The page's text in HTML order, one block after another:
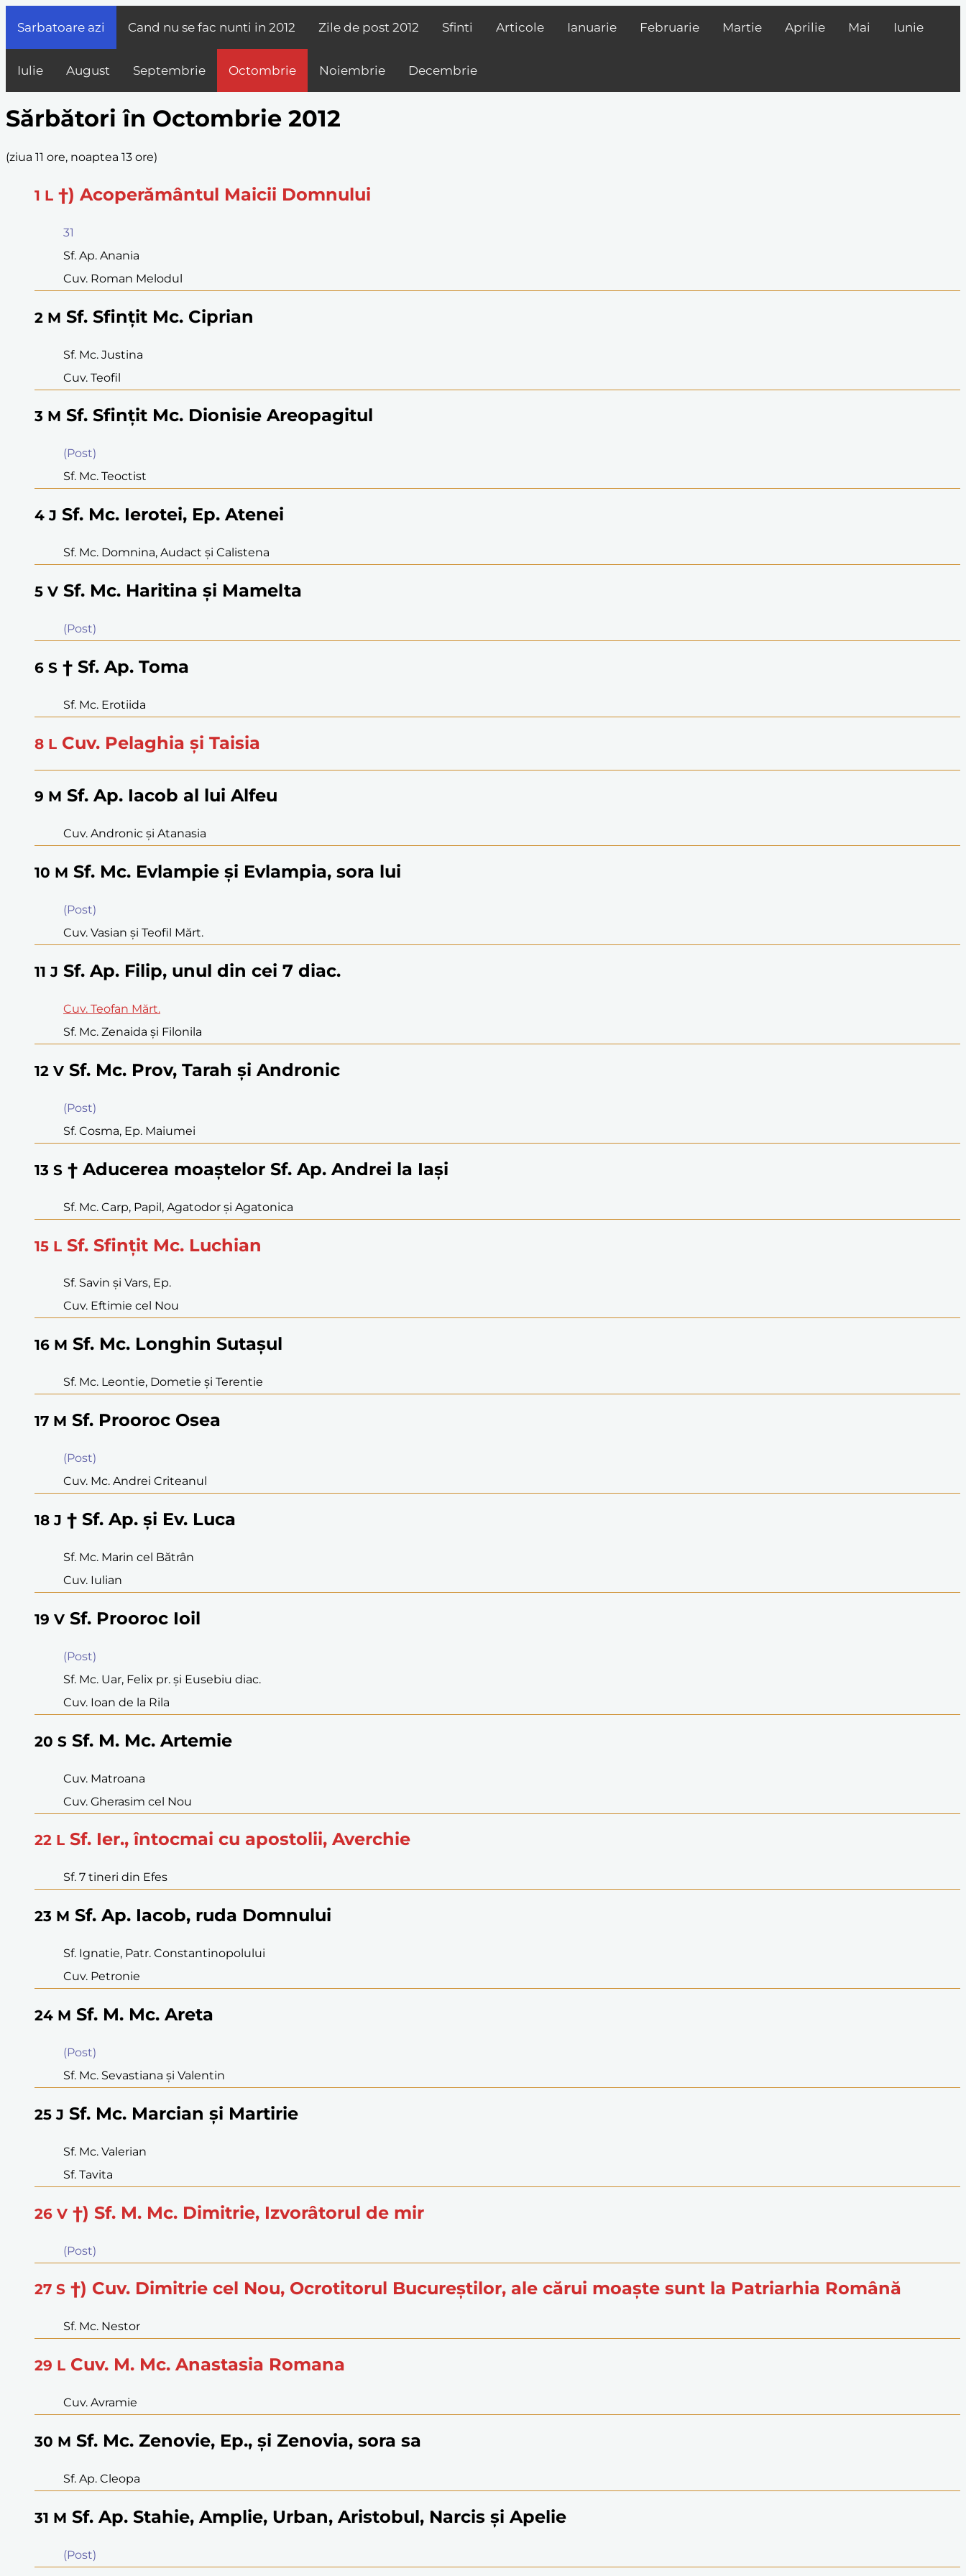
Sarbatoare azi Cand nu se fac nunti in 2012 Zile de post 2012 Sfinti Articole Ianuarie Februarie Martie Aprilie Mai Iunie
Iulie August Septembrie Octombrie Noiembrie Decembrie
Sărbători în Octombrie 2012
(ziua 11 ore, noaptea 13 ore)
1 L †) Acoperământul Maicii Domnului
31
Sf. Ap. Anania
Cuv. Roman Melodul
2 M Sf. Sfinţit Mc. Ciprian
Sf. Mc. Justina
Cuv. Teofil
3 M Sf. Sfinţit Mc. Dionisie Areopagitul
(Post)
Sf. Mc. Teoctist
4 J Sf. Mc. Ierotei, Ep. Atenei
Sf. Mc. Domnina, Audact şi Calistena
5 V Sf. Mc. Haritina şi Mamelta
(Post)
6 S † Sf. Ap. Toma
Sf. Mc. Erotiida
8 L Cuv. Pelaghia şi Taisia
9 M Sf. Ap. Iacob al lui Alfeu
Cuv. Andronic şi Atanasia
10 M Sf. Mc. Evlampie şi Evlampia, sora lui
(Post)
Cuv. Vasian şi Teofil Mărt.
11 J Sf. Ap. Filip, unul din cei 7 diac.
Cuv. Teofan Mărt.
Sf. Mc. Zenaida şi Filonila
12 V Sf. Mc. Prov, Tarah şi Andronic
(Post)
Sf. Cosma, Ep. Maiumei
13 S † Aducerea moaştelor Sf. Ap. Andrei la Iaşi
Sf. Mc. Carp, Papil, Agatodor şi Agatonica
15 L Sf. Sfinţit Mc. Luchian
Sf. Savin şi Vars, Ep.
Cuv. Eftimie cel Nou
16 M Sf. Mc. Longhin Sutaşul
Sf. Mc. Leontie, Dometie şi Terentie
17 M Sf. Prooroc Osea
(Post)
Cuv. Mc. Andrei Criteanul
18 J † Sf. Ap. şi Ev. Luca
Sf. Mc. Marin cel Bătrân
Cuv. Iulian
19 V Sf. Prooroc Ioil
(Post)
Sf. Mc. Uar, Felix pr. şi Eusebiu diac.
Cuv. Ioan de la Rila
20 S Sf. M. Mc. Artemie
Cuv. Matroana
Cuv. Gherasim cel Nou
22 L Sf. Ier., întocmai cu apostolii, Averchie
Sf. 7 tineri din Efes
23 M Sf. Ap. Iacob, ruda Domnului
Sf. Ignatie, Patr. Constantinopolului
Cuv. Petronie
24 M Sf. M. Mc. Areta
(Post)
Sf. Mc. Sevastiana şi Valentin
25 J Sf. Mc. Marcian şi Martirie
Sf. Mc. Valerian
Sf. Tavita
26 V †) Sf. M. Mc. Dimitrie, Izvorâtorul de mir
(Post)
27 S †) Cuv. Dimitrie cel Nou, Ocrotitorul Bucureştilor, ale cărui moaşte sunt la Patriarhia Română
Sf. Mc. Nestor
29 L Cuv. M. Mc. Anastasia Romana
Cuv. Avramie
30 M Sf. Mc. Zenovie, Ep., şi Zenovia, sora sa
Sf. Ap. Cleopa
31 M Sf. Ap. Stahie, Amplie, Urban, Aristobul, Narcis şi Apelie
(Post)